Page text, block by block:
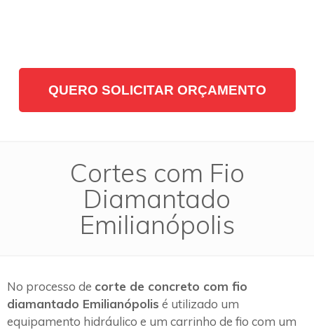
QUERO SOLICITAR ORÇAMENTO
Cortes com Fio
Diamantado
Emilianópolis
No processo de corte de concreto com fio
diamantado Emilianópolis é utilizado um
equipamento hidráulico e um carrinho de fio com um